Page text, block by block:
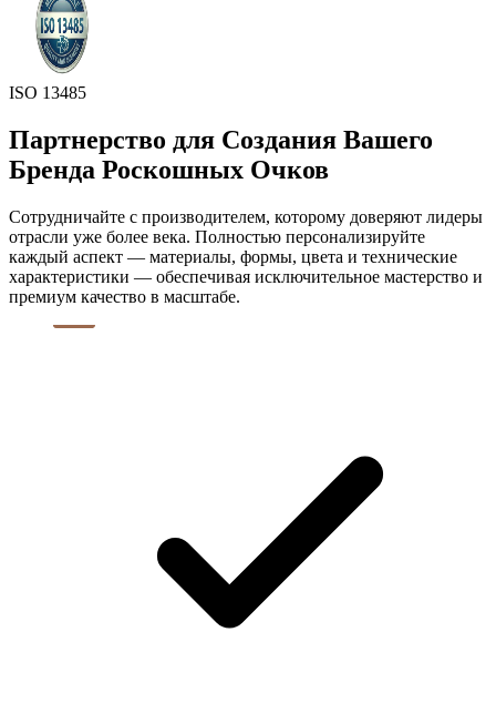
ISO 13485
Партнерство для Создания Вашего
Бренда Роскошных Очков
Сотрудничайте с производителем, которому доверяют лидеры
отрасли уже более века. Полностью персонализируйте
каждый аспект — материалы, формы, цвета и технические
характеристики — обеспечивая исключительное мастерство и
премиум качество в масштабе.